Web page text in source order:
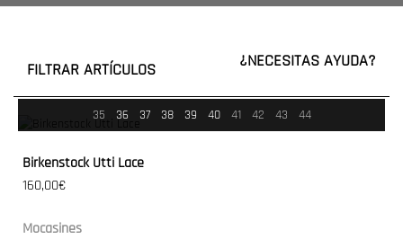
FILTRAR ARTÍCULOS ¿NECESITAS AYUDA?
35 36 37 38 39 40 41 42 43 44
Birkenstock Utti Lace
160,00€
Mocasines